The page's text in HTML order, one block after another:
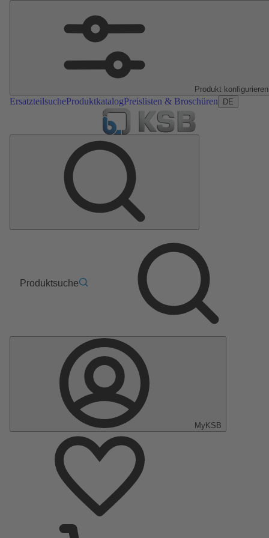
Produkt konfigurieren
ErsatzteilsucheProduktkatalogPreislisten & Broschüren DE
Produktsuche
MyKSB